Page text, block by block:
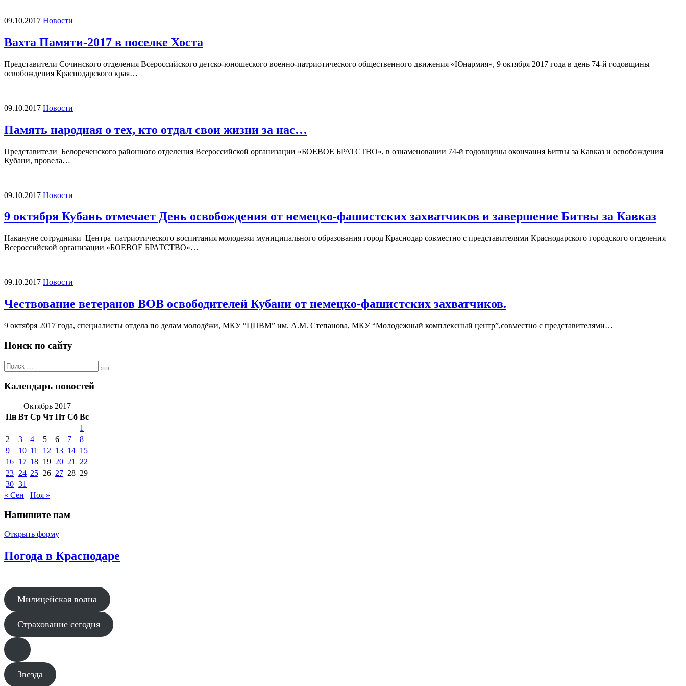
09.10.2017 Новости
Вахта Памяти-2017 в поселке Хоста
Представители Сочинского отделения Всероссийского детско-юношеского военно-патриотического общественного движения «Юнармия», 9 октября 2017 года в день 74-й годовщины
освобождения Краснодарского края…
09.10.2017 Новости
Память народная о тех, кто отдал свои жизни за нас…
Представители Белореченского районного отделения Всероссийской организации «БОЕВОЕ БРАТСТВО», в ознаменовании 74-й годовщины окончания Битвы за Кавказ и освобождения
Кубани, провела…
09.10.2017 Новости
9 октября Кубань отмечает День освобождения от немецко-фашистских захватчиков и завершение Битвы за Кавказ
Накануне сотрудники Центра патриотического воспитания молодежи муниципального образования город Краснодар совместно с представителями Краснодарского городского отделения
Всероссийской организации «БОЕВОЕ БРАТСТВО»…
09.10.2017 Новости
Чествование ветеранов ВОВ освободителей Кубани от немецко-фашистских захватчиков.
9 октября 2017 года, специалисты отдела по делам молодёжи, МКУ “ЦПВМ” им. А.М. Степанова, МКУ “Молодежный комплексный центр”,совместно с представителями…
Поиск по сайту
Поиск
по:
Поиск
Календарь новостей
Октябрь 2017
Пн Вт Ср Чт Пт Сб Вс
1
2
3 4 5 6 7
8
9
10 11 12 13 14 15
16 17 18 19 20 21
22
23 24 25 26 27 28 29
30 31
« Сен
Ноя »
Напишите нам
Открыть форму
Погода в Краснодаре
Милицейская волна
Страхование сегодня
Звезда